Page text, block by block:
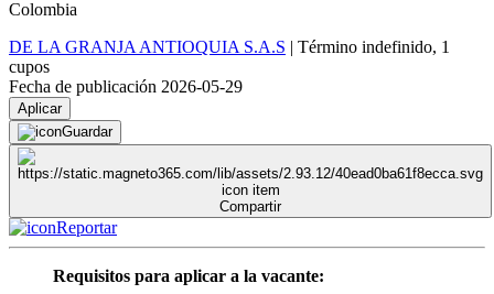
Colombia
DE LA GRANJA ANTIOQUIA S.A.S | Término indefinido, 1
cupos
Fecha de publicación 2026-05-29
Aplicar
Guardar
Compartir
Reportar
Requisitos para aplicar a la vacante: